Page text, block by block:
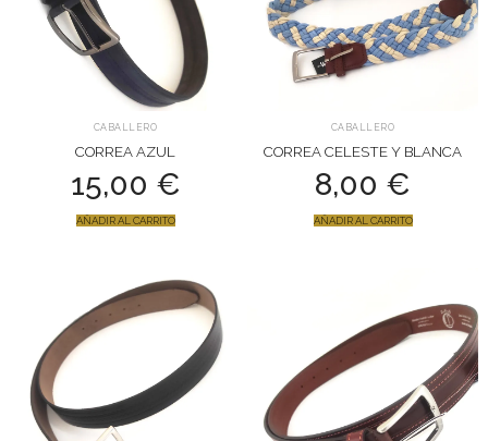
CABALLERO
CORREA AZUL
15,00 €
AÑADIR AL CARRITO
CABALLERO
CORREA CELESTE Y BLANCA
8,00 €
AÑADIR AL CARRITO